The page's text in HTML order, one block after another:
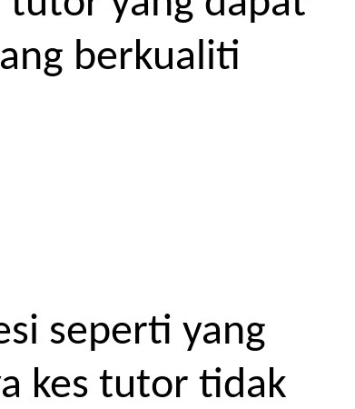
berkualiti
seperti yang
kes tutor tidak